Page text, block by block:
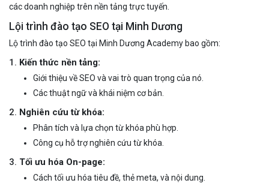
các doanh nghiệp trên nền tảng trực tuyến.
Lội trình đào tạo SEO tại Minh Dương
Lộ trình đào tạo SEO tại Minh Dương Academy bao gồm:
1. Kiến thức nền tảng:
Giới thiệu về SEO và vai trò quan trọng của nó.
Các thuật ngữ và khái niệm cơ bản.
2. Nghiên cứu từ khóa:
Phân tích và lựa chọn từ khóa phù hợp.
Công cụ hỗ trợ nghiên cứu từ khóa.
3. Tối ưu hóa On-page:
Cách tối ưu hóa tiêu đề, thẻ meta, và nội dung.